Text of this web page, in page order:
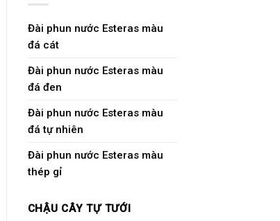
Đài phun nước Esteras màu
đá cát
Đài phun nước Esteras màu
đá đen
Đài phun nước Esteras màu
đá tự nhiên
Đài phun nước Esteras màu
thép gỉ
CHẬU CÂY TỰ TƯỚI